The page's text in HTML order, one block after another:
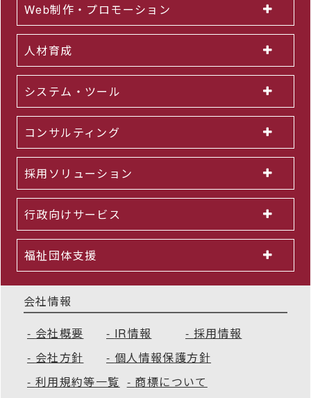
Web制作・プロモーション
人材育成
システム・ツール
コンサルティング
採用ソリューション
行政向けサービス
福祉団体支援
会社情報
会社概要
IR情報
採用情報
会社方針
個人情報保護方針
利用規約等一覧
商標について